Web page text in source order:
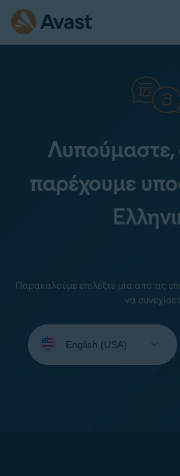
Λυπούμαστε,
παρέχουμε
Παρακαλούμε επιλέξτε μία από τις
να
your